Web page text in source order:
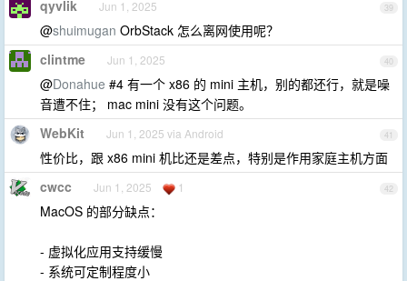
39
qyvlik Jun 1, 2025
@shuimugan OrbStack 怎么离网使用呢？
40
clintme Jun 1, 2025
@Donahue #4 有一个 x86 的 mini 主机，别的都还行，就是噪
音遭不住； mac mini 没有这个问题。
41
WebKit Jun 1, 2025 via Android
性价比，跟 x86 mini 机比还是差点，特别是作用家庭主机方面
42
cwcc Jun 1, 2025 1
MacOS 的部分缺点：
- 虚拟化应用支持缓慢
- 系统可定制程度小